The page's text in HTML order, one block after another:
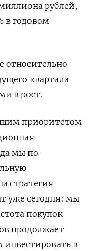
рублей,
в годовом
относительно
квартала
в рост.
приоритетом
мы по-
стратегия
уже сегодня: мы
покупок
продолжает
в